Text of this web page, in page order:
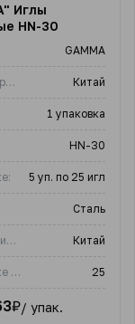
Иглы
HN-30
GAMMA
Страна-производитель Китай
1 упаковка
HN-30
5 уп. по 25 игл
Сталь
Производитель: Китай
В упаковке (шт) 25
₽/ упак.